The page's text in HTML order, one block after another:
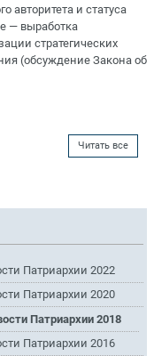
авторитета и статуса
— выработка
стратегических
(обсуждение Закона об
Читать все
Патриархии 2022
Патриархии 2020
Патриархии 2018
Патриархии 2016